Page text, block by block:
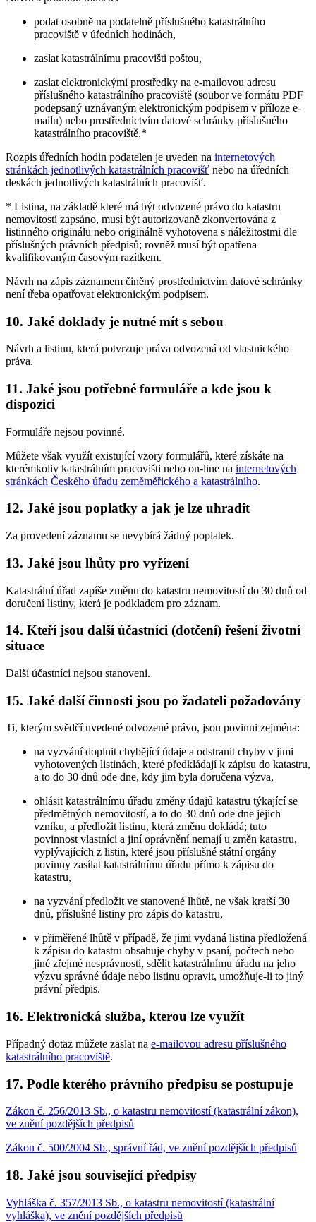
podat osobně na podatelně příslušného katastrálního
pracoviště v úředních hodinách,
zaslat katastrálnímu pracovišti poštou,
zaslat elektronickými prostředky na e-mailovou adresu
příslušného katastrálního pracoviště (soubor ve formátu PDF
podepsaný uznávaným elektronickým podpisem v příloze e-
mailu) nebo prostřednictvím datové schránky příslušného
katastrálního pracoviště.*
Rozpis úředních hodin podatelen je uveden na internetových
stránkách jednotlivých katastrálních pracovišť nebo na úředních
deskách jednotlivých katastrálních pracovišť.
* Listina, na základě které má být odvozené právo do katastru
nemovitostí zapsáno, musí být autorizovaně zkonvertována z
listinného originálu nebo originálně vyhotovena s náležitostmi dle
příslušných právních předpisů; rovněž musí být opatřena
kvalifikovaným časovým razítkem.
Návrh na zápis záznamem činěný prostřednictvím datové schránky
není třeba opatřovat elektronickým podpisem.
10. Jaké doklady je nutné mít s sebou
Návrh a listinu, která potvrzuje práva odvozená od vlastnického
práva.
11. Jaké jsou potřebné formuláře a kde jsou k
dispozici
Formuláře nejsou povinné.
Můžete však využít existující vzory formulářů, které získáte na
kterémkoliv katastrálním pracovišti nebo on-line na internetových
stránkách Českého úřadu zeměměřického a katastrálního.
12. Jaké jsou poplatky a jak je lze uhradit
Za provedení záznamu se nevybírá žádný poplatek.
13. Jaké jsou lhůty pro vyřízení
Katastrální úřad zapíše změnu do katastru nemovitostí do 30 dnů od
doručení listiny, která je podkladem pro záznam.
14. Kteří jsou další účastníci (dotčení) řešení životní
situace
Další účastníci nejsou stanoveni.
15. Jaké další činnosti jsou po žadateli požadovány
Ti, kterým svědčí uvedené odvozené právo, jsou povinni zejména:
na vyzvání doplnit chybějící údaje a odstranit chyby v jimi
vyhotovených listinách, které předkládají k zápisu do katastru,
a to do 30 dnů ode dne, kdy jim byla doručena výzva,
ohlásit katastrálnímu úřadu změny údajů katastru týkající se
předmětných nemovitostí, a to do 30 dnů ode dne jejich
vzniku, a předložit listinu, která změnu dokládá; tuto
povinnost vlastníci a jiní oprávnění nemají u změn katastru,
vyplývajících z listin, které jsou příslušné státní orgány
povinny zasílat katastrálnímu úřadu přímo k zápisu do
katastru,
na vyzvání předložit ve stanovené lhůtě, ne však kratší 30
dnů, příslušné listiny pro zápis do katastru,
v přiměřené lhůtě v případě, že jimi vydaná listina předložená
k zápisu do katastru obsahuje chyby v psaní, počtech nebo
jiné zřejmé nesprávnosti, sdělit katastrálnímu úřadu na jeho
výzvu správné údaje nebo listinu opravit, umožňuje-li to jiný
právní předpis.
16. Elektronická služba, kterou lze využít
Případný dotaz můžete zaslat na e-mailovou adresu příslušného
katastrálního pracoviště.
17. Podle kterého právního předpisu se postupuje
Zákon č. 256/2013 Sb., o katastru nemovitostí (katastrální zákon),
ve znění pozdějších předpisů
Zákon č. 500/2004 Sb., správní řád, ve znění pozdějších předpisů
18. Jaké jsou související předpisy
Vyhláška č. 357/2013 Sb., o katastru nemovitostí (katastrální
vyhláška), ve znění pozdějších předpisů